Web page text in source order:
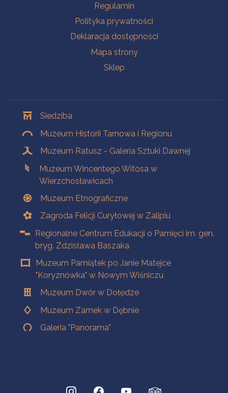
Regulamin
Polityka prywatności
Deklaracja dostępności
Mapa strony
Sklep
Siedziba
Muzeum Historii Tarnowa i Regionu
Muzeum Ratusz - Galeria Sztuki Dawnej
Muzeum Wincentego Witosa w
Wierzchosławicach
Muzeum Etnograficzne
Zagroda Felicji Curyłowej w Zalipiu
Regionalne Centrum Edukacji o Pamięci im. gen.
bryg. Zdzisława Baszaka
Muzeum Pamiątek po Janie Matejce
"Koryznówka" w Nowym Wiśniczu
Muzeum Dwór w Dołędze
Muzeum Zamek w Dębnie
Galeria "Panorama"